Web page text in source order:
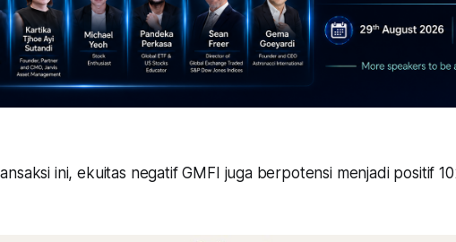
ini, ekuitas negatif GMFI juga berpotensi menjadi positif